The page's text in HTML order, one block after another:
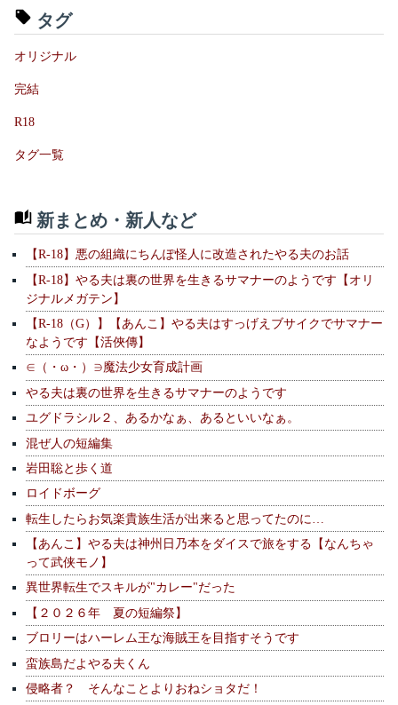
タグ
オリジナル
完結
R18
タグ一覧
新まとめ・新人など
【R-18】悪の組織にちんぽ怪人に改造されたやる夫のお話
【R-18】やる夫は裏の世界を生きるサマナーのようです【オリ
ジナルメガテン】
【R-18（G）】【あんこ】やる夫はすっげえブサイクでサマナー
なようです【活俠傳】
∈（・ω・）∋魔法少女育成計画
やる夫は裏の世界を生きるサマナーのようです
ユグドラシル２、あるかなぁ、あるといいなぁ。
混ぜ人の短編集
岩田聡と歩く道
ロイドボーグ
転生したらお気楽貴族生活が出来ると思ってたのに…
【あんこ】やる夫は神州日乃本をダイスで旅をする【なんちゃ
って武侠モノ】
異世界転生でスキルが"カレー"だった
【２０２６年 夏の短編祭】
ブロリーはハーレム王な海賊王を目指すそうです
蛮族島だよやる夫くん
侵略者？ そんなことよりおねショタだ！